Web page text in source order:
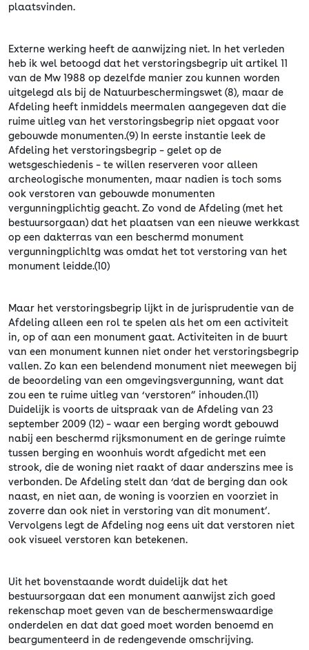
plaatsvinden.
Externe werking heeft de aanwijzing niet. In het verleden
heb ik wel betoogd dat het verstoringsbegrip uit artikel 11
van de Mw 1988 op dezelfde manier zou kunnen worden
uitgelegd als bij de Natuurbeschermingswet (8), maar de
Afdeling heeft inmiddels meermalen aangegeven dat die
ruime uitleg van het verstoringsbegrip niet opgaat voor
gebouwde monumenten.(9) In eerste instantie leek de
Afdeling het verstoringsbegrip – gelet op de
wetsgeschiedenis – te willen reserveren voor alleen
archeologische monumenten, maar nadien is toch soms
ook verstoren van gebouwde monumenten
vergunningplichtig geacht. Zo vond de Afdeling (met het
bestuursorgaan) dat het plaatsen van een nieuwe werkkast
op een dakterras van een beschermd monument
vergunningplichltg was omdat het tot verstoring van het
monument leidde.(10)
Maar het verstoringsbegrip lijkt in de jurisprudentie van de
Afdeling alleen een rol te spelen als het om een activiteit
in, op of aan een monument gaat. Activiteiten in de buurt
van een monument kunnen niet onder het verstoringsbegrip
vallen. Zo kan een belendend monument niet meewegen bij
de beoordeling van een omgevingsvergunning, want dat
zou een te ruime uitleg van ‘verstoren” inhouden.(11)
Duidelijk is voorts de uitspraak van de Afdeling van 23
september 2009 (12) – waar een berging wordt gebouwd
nabij een beschermd rijksmonument en de geringe ruimte
tussen berging en woonhuis wordt afgedicht met een
strook, die de woning niet raakt of daar anderszins mee is
verbonden. De Afdeling stelt dan ‘dat de berging dan ook
naast, en niet aan, de woning is voorzien en voorziet in
zoverre dan ook niet in verstoring van dit monument’.
Vervolgens legt de Afdeling nog eens uit dat verstoren niet
ook visueel verstoren kan betekenen.
Uit het bovenstaande wordt duidelijk dat het
bestuursorgaan dat een monument aanwijst zich goed
rekenschap moet geven van de beschermenswaardige
onderdelen en dat dat goed moet worden benoemd en
beargumenteerd in de redengevende omschrijving.